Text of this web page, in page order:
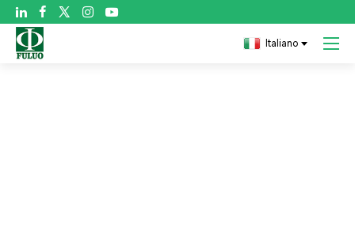

Italiano